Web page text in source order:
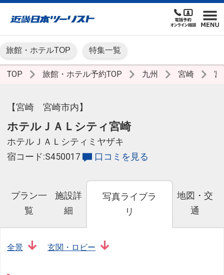
旅館・ホテルTOP 特集一覧
TOP 旅館・ホテル予約TOP 九州 宮崎 宮
【宮崎 宮崎市内】
ホテルＪＡＬシティ宮崎
ホテルＪＡＬシティミヤザキ
宿コード:S450017
口コミを見る
プラン一
覧
施設詳
細
写真ライブラ
リ
地図・交
通
全景 玄関・ロビー